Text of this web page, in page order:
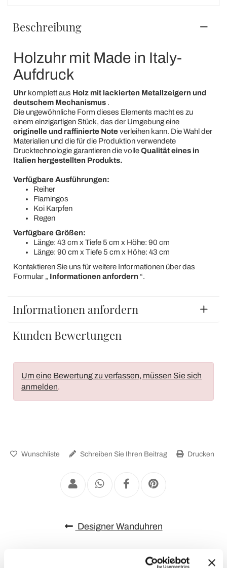
Beschreibung
Holzuhr mit Made in Italy-
Aufdruck
Uhrkomplett aus Holz mit lackierten Metallzeigern und
deutschem Mechanismus.
Die ungewöhnliche Form dieses Elements macht es zu
einem einzigartigen Stück, das der Umgebung eine
originelle und raffinierte Noteverleihen kann. Die Wahl der
Materialien und die für die Produktion verwendete
Drucktechnologie garantieren die volleQualität eines in
Italien hergestellten Produkts.
Verfügbare Ausführungen:
Reiher
Flamingos
Koi Karpfen
Regen
Verfügbare Größen:
Länge: 43 cm x Tiefe 5 cm x Höhe: 90 cm
Länge: 90 cm x Tiefe 5 cm x Höhe: 43 cm
Kontaktieren Sie uns für weitere Informationen über das
Formular „ Informationen anfordern “.
Informationen anfordern
Kunden Bewertungen
Um eine Bewertung zu verfassen, müssen Sie sich
anmelden.
Wunschliste Schreiben Sie Ihren Beitrag Drucken
Designer Wanduhren